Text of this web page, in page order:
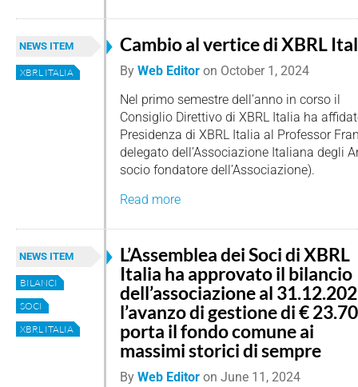
NEWS ITEM
XBRL ITALIA
Cambio al vertice di XBRL
By Web Editor on October 1, 2024
Nel primo semestre dell’anno in corso il
Consiglio Direttivo di XBRL Italia ha
Presidenza di XBRL Italia al Professor
delegato dell’Associazione Italiana degli
socio fondatore dell’Associazione).
Read more
NEWS ITEM
BILANCI
SOCI
XBRL ITALIA
L’Assemblea dei Soci di XBRL
Italia ha approvato il bilancio
dell’associazione al
l’avanzo di gestione di €
porta il fondo comune ai
massimi storici di sempre
By Web Editor on June 11, 2024